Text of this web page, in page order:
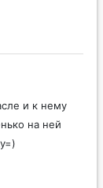
и к нему
на ней